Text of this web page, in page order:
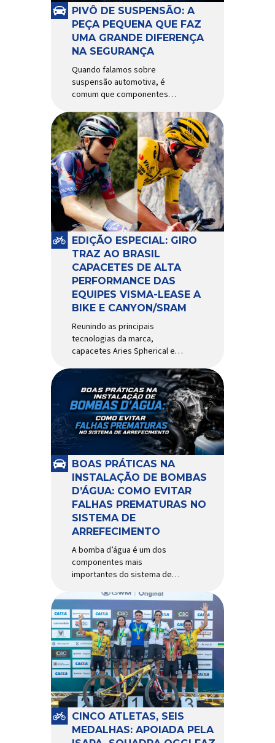
PIVÔ DE SUSPENSÃO: A
PEÇA PEQUENA QUE FAZ
UMA GRANDE DIFERENÇA
NA SEGURANÇA
Quando falamos sobre
suspensão automotiva, é
comum que componentes
recebam mais atenção. Porém,
existe uma peça relativamente
pequena que desempenha um
papel fundamental na
segurança e no
comportamento do veículo: o
pivô de suspensão.
Responsável por conectar
diferentes componentes do
sistema e permitir os
movimentos necessários
durante a condução, o pivô […]
EDIÇÃO ESPECIAL: GIRO
TRAZ AO BRASIL
CAPACETES DE ALTA
PERFORMANCE DAS
EQUIPES VISMA-LEASE A
BIKE E CANYON/SRAM
Reunindo as principais
tecnologias da marca,
capacetes Aries Spherical e
ao país com a pintura oficial
utilizada por equipes do World
Tour Patrocinadora de algumas
das principais equipes de
ciclismo do mundo, a Giro é
uma das marcas de capacetes
e acessórios para ciclismo
mais reconhecida no Brasil.
Importada e distribuída […]
BOAS PRÁTICAS NA
INSTALAÇÃO DE BOMBAS
D’ÁGUA: COMO EVITAR
FALHAS PREMATURAS NO
SISTEMA DE
ARREFECIMENTO
A bomba d’água é um dos
componentes mais
importantes do sistema de
garantir a circulação contínua
do líquido de arrefecimento
entre motor, radiador e demais
componentes do sistema,
controlando a temperatura de
operação e evitando
superaquecimentos. Por
trabalhar constantemente
enquanto o motor está em
funcionamento, a bomba
d’água exige não apenas […]
CINCO ATLETAS, SEIS
MEDALHAS: APOIADA PELA